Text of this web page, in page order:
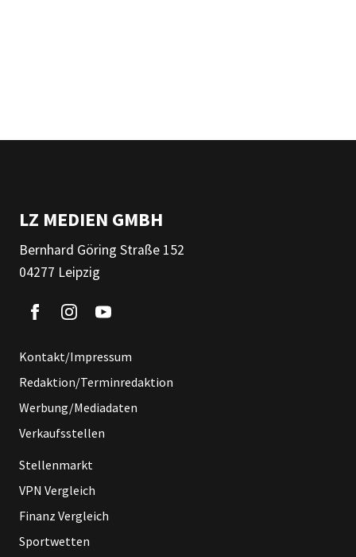
LZ MEDIEN GMBH
Bernhard Göring Straße 152
04277 Leipzig
Kontakt/Impressum
Redaktion/Terminredaktion
Werbung/Mediadaten
Verkaufsstellen
Stellenmarkt
VPN Vergleich
Finanz Vergleich
Sportwetten